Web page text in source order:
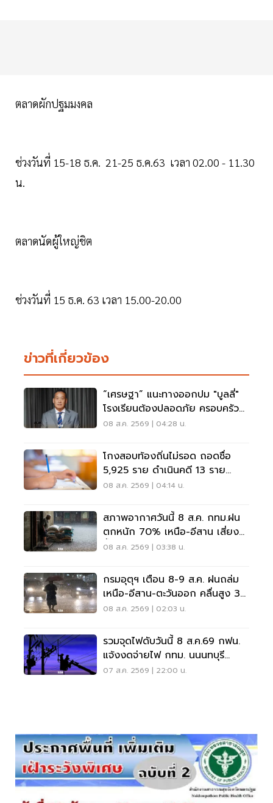
ตลาดผักปฐมมงคล
ช่วงวันที่ 15-18 ธ.ค. 21-25 ธ.ค.63 เวลา 02.00 - 11.30
น.
ตลาดนัดผู้ใหญ่ชิต
ช่วงวันที่ 15 ธ.ค. 63 เวลา 15.00-20.00
ข่าวที่เกี่ยวข้อง
“เศรษฐา” แนะทางออกปม "บูลลี่"
โรงเรียนต้องปลอดภัย ครอบครัว
ต้องรับฟัง
08 ส.ค. 2569 | 04:28 น.
โกงสอบท้องถิ่นไม่รอด ถอดชื่อ
5,925 ราย ดำเนินคดี 13 ราย
ปปง.ไล่เส้นการเงิน
08 ส.ค. 2569 | 04:14 น.
สภาพอากาศวันนี้ 8 ส.ค. กทม.ฝน
ตกหนัก 70% เหนือ-อีสาน เสี่ยง
น้ำท่วมฉับพลัน
08 ส.ค. 2569 | 03:38 น.
กรมอุตุฯ เตือน 8-9 ส.ค. ฝนถล่ม
เหนือ-อีสาน-ตะวันออก คลื่นสูง 3
เมตร
08 ส.ค. 2569 | 02:03 น.
รวมจุดไฟดับวันนี้ 8 ส.ค.69 กฟน.
แจ้งงดจ่ายไฟ กทม. นนนทบุรี
สมุทรปราการ
07 ส.ค. 2569 | 22:00 น.